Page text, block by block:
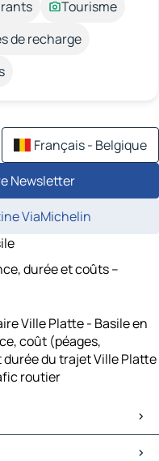
Tourisme
de recharge
Français - Belgique
Newsletter
ViaMichelin
durée et coûts –
Ville Platte - Basile en
coût (péages,
du trajet Ville Platte
routier